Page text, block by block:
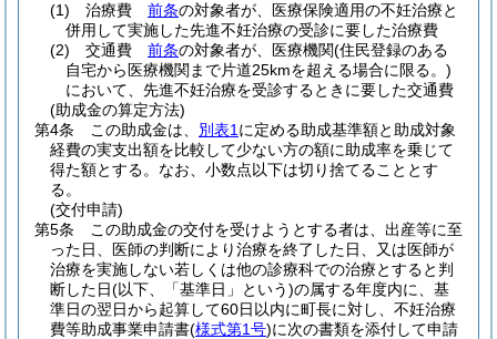
(1)
治療費 前条の対象者が、医療保険適用の不妊治療と
併用して実施した先進不妊治療の受診に要した治療費
(2)
交通費 前条の対象者が、医療機関(住民登録のある
自宅から医療機関まで片道25kmを超える場合に限る。)
において、先進不妊治療を受診するときに要した交通費
(助成金の算定方法)
第4条
この助成金は、 別表1 に定める助成基準額と助成対象
経費の実支出額を比較して少ない方の額に助成率を乗じて
得た額とする。 なお、小数点以下は切り捨てることとす
る。
(交付申請)
第5条
この助成金の交付を受けようとする者は、出産等に至
った日、医師の判断により治療を終了した日、又は医師が
治療を実施しない若しくは他の診療科での治療とすると判
断した日(以下、「基準日」という)の属する年度内に、基
準日の翌日から起算して60日以内に町長に対し、不妊治療
費等助成事業申請書(様式第1号)に次の書類を添付して申請